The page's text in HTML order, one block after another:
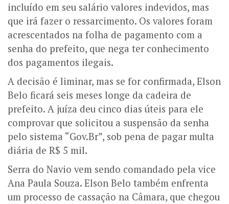
incluído em seu salário valores indevidos, mas
que irá fazer o ressarcimento. Os valores foram
acrescentados na folha de pagamento com a
senha do prefeito, que nega ter conhecimento
dos pagamentos ilegais.
A decisão é liminar, mas se for confirmada, Elson
Belo ficará seis meses longe da cadeira de
prefeito. A juíza deu cinco dias úteis para ele
comprovar que solicitou a suspensão da senha
pelo sistema “Gov.Br”, sob pena de pagar multa
diária de R$ 5 mil.
Serra do Navio vem sendo comandado pela vice
Ana Paula Souza. Elson Belo também enfrenta
um processo de cassação na Câmara, que chegou